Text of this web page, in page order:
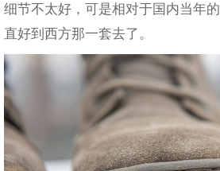
细节不太好，可是相对于国内当年的
直好到西方那一套去了。